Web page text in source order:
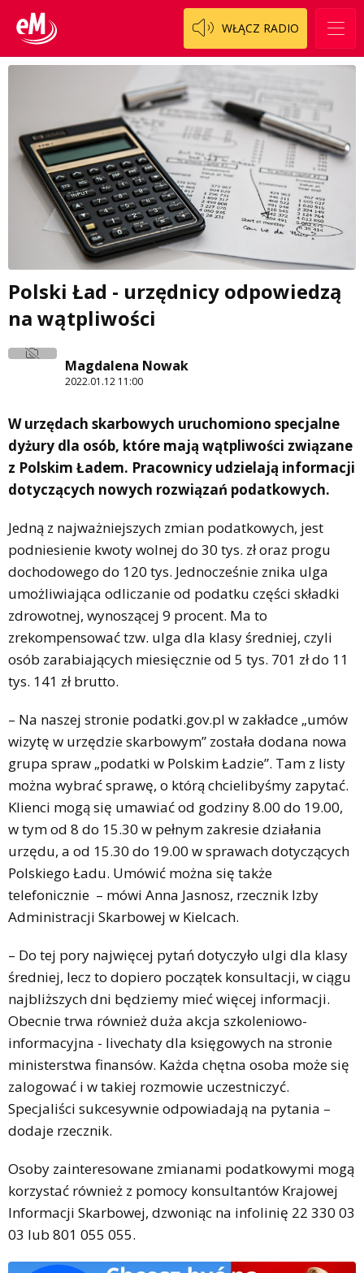
WŁĄCZ RADIO
Polski Ład - urzędnicy odpowiedzą
na wątpliwości
Magdalena Nowak
2022.01.12 11:00
W urzędach skarbowych uruchomiono specjalne
dyżury dla osób, które mają wątpliwości związane
z Polskim Ładem. Pracownicy udzielają informacji
dotyczących nowych rozwiązań podatkowych.
Jedną z najważniejszych zmian podatkowych, jest
podniesienie kwoty wolnej do 30 tys. zł oraz progu
dochodowego do 120 tys. Jednocześnie znika ulga
umożliwiająca odliczanie od podatku części składki
zdrowotnej, wynoszącej 9 procent. Ma to
zrekompensować tzw. ulga dla klasy średniej, czyli
osób zarabiających miesięcznie od 5 tys. 701 zł do 11
tys. 141 zł brutto.
– Na naszej stronie podatki.gov.pl w zakładce „umów
wizytę w urzędzie skarbowym” została dodana nowa
grupa spraw „podatki w Polskim Ładzie”. Tam z listy
można wybrać sprawę, o którą chcielibyśmy zapytać.
Klienci mogą się umawiać od godziny 8.00 do 19.00,
w tym od 8 do 15.30 w pełnym zakresie działania
urzędu, a od 15.30 do 19.00 w sprawach dotyczących
Polskiego Ładu. Umówić można się także
telefonicznie – mówi Anna Jasnosz, rzecznik Izby
Administracji Skarbowej w Kielcach.
– Do tej pory najwięcej pytań dotyczyło ulgi dla klasy
średniej, lecz to dopiero początek konsultacji, w ciągu
najbliższych dni będziemy mieć więcej informacji.
Obecnie trwa również duża akcja szkoleniowo-
informacyjna - livechaty dla księgowych na stronie
ministerstwa finansów. Każda chętna osoba może się
zalogować i w takiej rozmowie uczestniczyć.
Specjaliści sukcesywnie odpowiadają na pytania –
dodaje rzecznik.
Osoby zainteresowane zmianami podatkowymi mogą
korzystać również z pomocy konsultantów Krajowej
Informacji Skarbowej, dzwoniąc na infolinię 22 330 03
03 lub 801 055 055.